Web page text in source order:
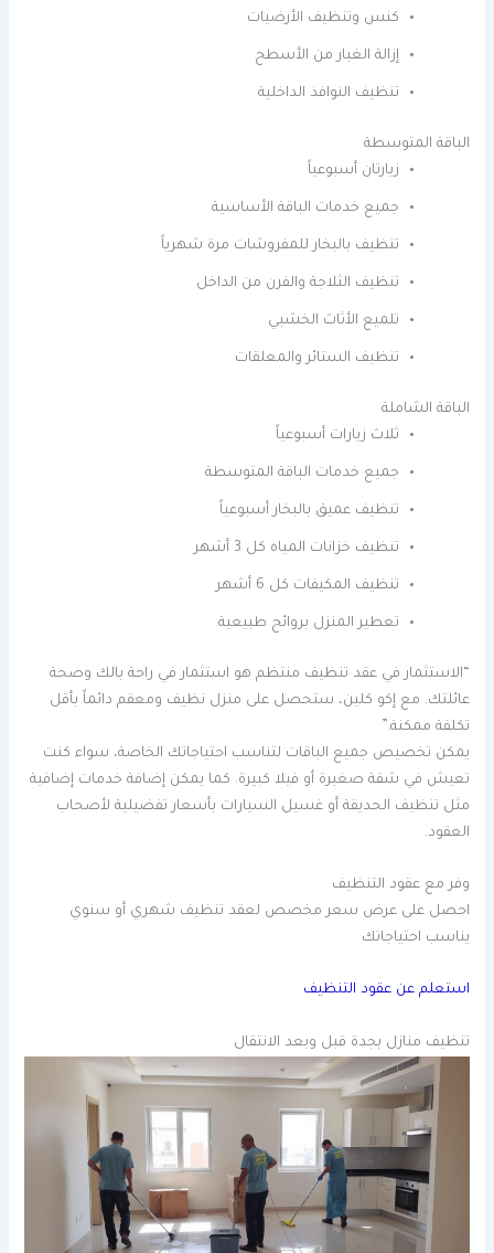
كنس وتنظيف الأرضيات
إزالة الغبار من الأسطح
تنظيف النوافذ الداخلية
الباقة المتوسطة
زيارتان أسبوعياً
جميع خدمات الباقة الأساسية
تنظيف بالبخار للمفروشات مرة شهرياً
تنظيف الثلاجة والفرن من الداخل
تلميع الأثاث الخشبي
تنظيف الستائر والمعلقات
الباقة الشاملة
ثلاث زيارات أسبوعياً
جميع خدمات الباقة المتوسطة
تنظيف عميق بالبخار أسبوعياً
تنظيف خزانات المياه كل 3 أشهر
تنظيف المكيفات كل 6 أشهر
تعطير المنزل بروائح طبيعية
“الاستثمار في عقد تنظيف منتظم هو استثمار في راحة بالك وصحة
عائلتك. مع إكو كلين، ستحصل على منزل نظيف ومعقم دائماً بأقل
تكلفة ممكنة.”
يمكن تخصيص جميع الباقات لتناسب احتياجاتك الخاصة، سواء كنت
تعيش في شقة صغيرة أو فيلا كبيرة. كما يمكن إضافة خدمات إضافية
مثل تنظيف الحديقة أو غسيل السيارات بأسعار تفضيلية لأصحاب
العقود.
وفر مع عقود التنظيف
احصل على عرض سعر مخصص لعقد تنظيف شهري أو سنوي
يناسب احتياجاتك
استعلم عن عقود التنظيف
تنظيف منازل بجدة قبل وبعد الانتقال